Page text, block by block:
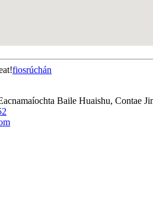
fiosrúchán
Baile Huaishu, Contae